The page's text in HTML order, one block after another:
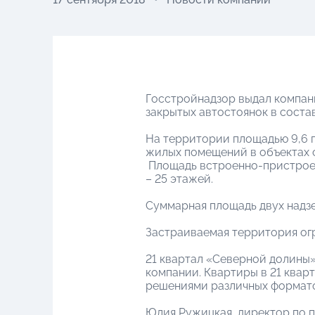
Госстройнадзор выдал
закрытых автостоянок в
На территории площадью 9,6
жилых помещений в объектах
Площадь встроенно-
– 25 этажей.
Суммарная площадь двух
Застраиваемая территория
21 квартал «Северной
компании. Квартиры в 21
решениями различных